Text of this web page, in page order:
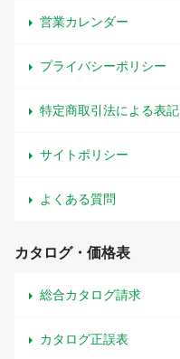
営業カレンダー
プライバシーポリシー
特定商取引法による表記
サイトポリシー
よくある質問
カタログ・価格表
総合カタログ請求
カタログ正誤表